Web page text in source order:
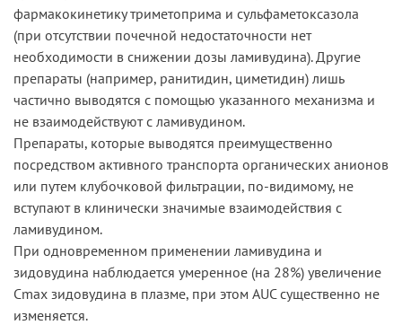
фармакокинетику триметоприма и сульфаметоксазола
(при отсутствии почечной недостаточности нет
необходимости в снижении дозы ламивудина). Другие
препараты (например, ранитидин, циметидин) лишь
частично выводятся с помощью указанного механизма и
не взаимодействуют с ламивудином.
Препараты, которые выводятся преимущественно
посредством активного транспорта органических анионов
или путем клубочковой фильтрации, по-видимому, не
вступают в клинически значимые взаимодействия с
ламивудином.
При одновременном применении ламивудина и
зидовудина наблюдается умеренное (на 28%) увеличение
Cmax зидовудина в плазме, при этом AUC существенно не
изменяется.